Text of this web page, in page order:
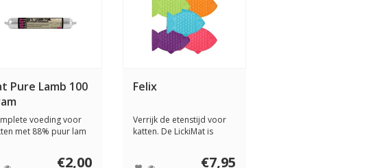
Pure Lamb 100
voeding voor
met 88% puur lam
€2,00
Felix
Verrijk de etenstijd voor
katten. De LickiMat is
€7,95